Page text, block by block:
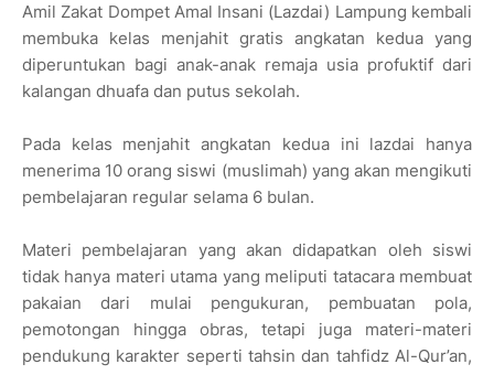
Amil Zakat Dompet Amal Insani (Lazdai) Lampung kembali
membuka kelas menjahit gratis angkatan kedua yang
diperuntukan bagi anak-anak remaja usia profuktif dari
kalangan dhuafa dan putus sekolah.
Pada kelas menjahit angkatan kedua ini lazdai hanya
menerima 10 orang siswi (muslimah) yang akan mengikuti
pembelajaran regular selama 6 bulan.
Materi pembelajaran yang akan didapatkan oleh siswi
tidak hanya materi utama yang meliputi tatacara membuat
pakaian dari mulai pengukuran, pembuatan pola,
pemotongan hingga obras, tetapi juga materi-materi
pendukung karakter seperti tahsin dan tahfidz Al-Qur’an,